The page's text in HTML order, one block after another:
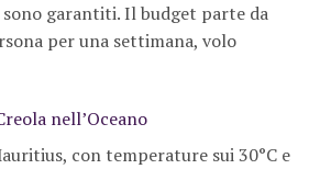
garantiti. Il budget parte da
per una settimana, volo
nell’Oceano
con temperature sui 30°C e